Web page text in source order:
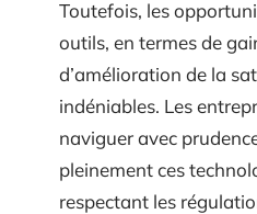
Toutefois, les
outils, en termes de
d’amélioration de la
indéniables. Les
naviguer avec
pleinement ces
respectant les